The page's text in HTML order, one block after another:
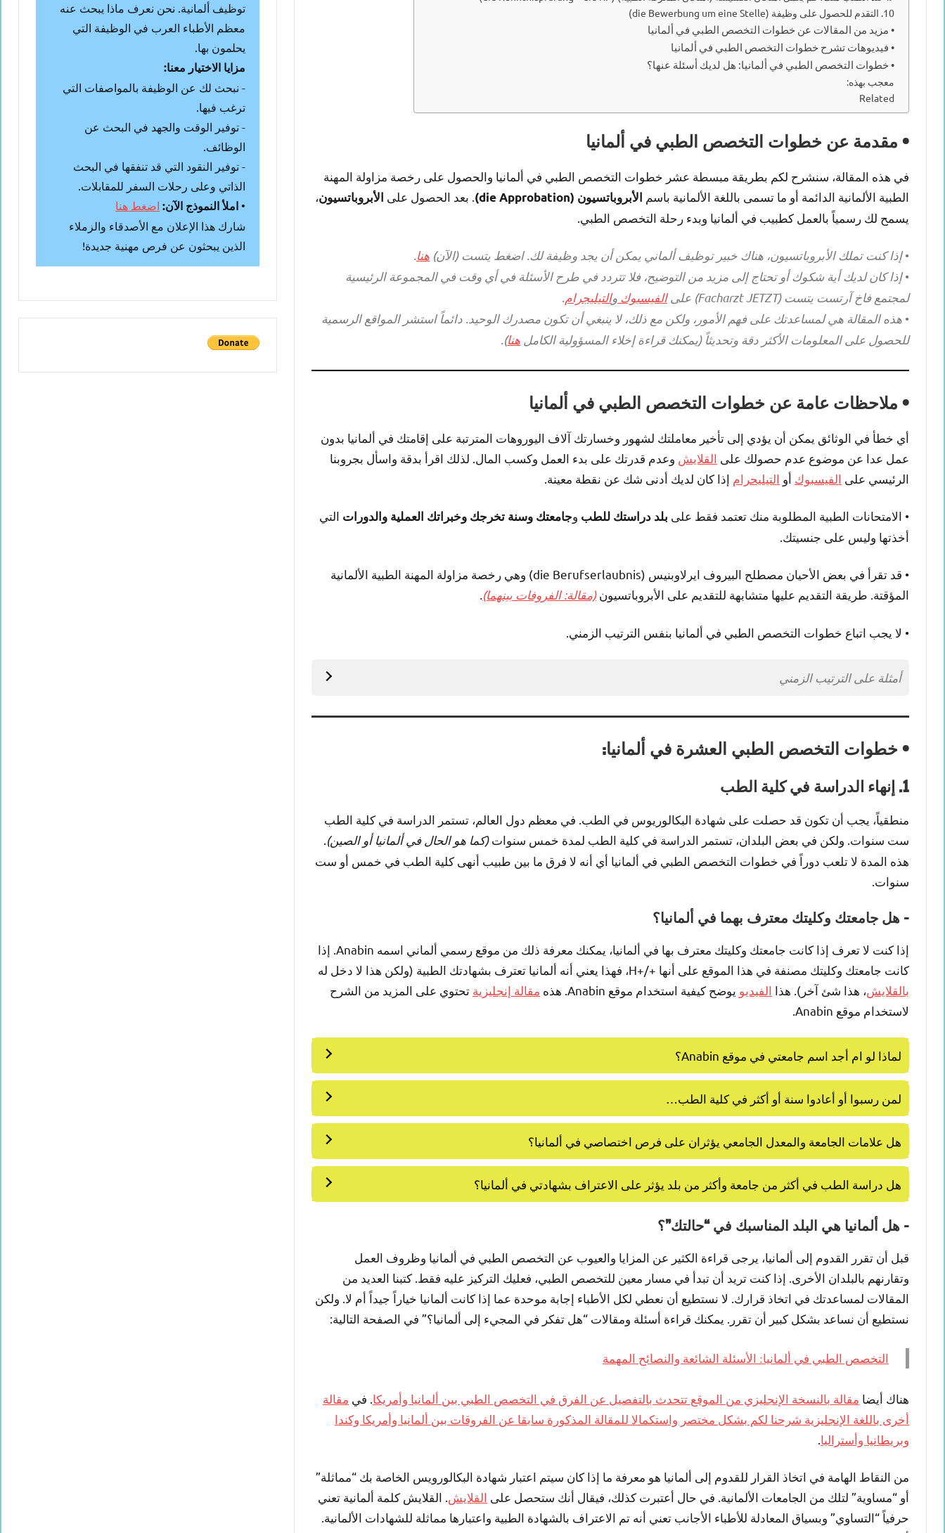
10. التقدم للحصول على وظيفة (die Bewerbung um eine Stelle)
• مزيد من المقالات عن خطوات التخصص الطبي في ألمانيا
• فيديوهات تشرح خطوات التخصص الطبي في ألمانيا
• خطوات التخصص الطبي في ألمانيا: هل لديك أسئلة عنها؟
معجب بهذه:
Related
• مقدمة عن خطوات التخصص الطبي في ألمانيا
في هذه المقالة، سنشرح لكم بطريقة مبسطة عشر خطوات التخصص الطبي في ألمانيا والحصول على رخصة مزاولة المهنة
الطبية الألمانية الدائمة أو ما تسمى باللغة الألمانية باسم الأبروباتسيون (die Approbation) . بعد الحصول على الأبروباتسيون،
يسمح لك رسمياً بالعمل كطبيب في ألمانيا وبدء رحلة التخصص الطبي.
•إذا كنت تملك الأبروباتسيون، هناك خبير توظيف ألماني يمكن أن يجد وظيفة لك. اضغط يتست (الآن) هنا.
•إذا كان لديك أية شكوك أو تحتاج إلى مزيد من التوضيح، فلا تتردد في طرح الأسئلة في أي وقت في المجموعة الرئيسية
لمجتمع فاخ آرتست يتست (Facharzt JETZT) على
الفيسبوك والتيليجرام.
• هذه المقالة هي لمساعدتك على فهم الأمور، ولكن مع ذلك، لا ينبغي أن تكون مصدرك الوحيد. دائماً استشر المواقع الرسمية
للحصول على المعلومات الأكثر دقة وتحديثاً (يمكنك قراءة إخلاء المسؤولية الكامل هنا).
• ملاحظات عامة عن خطوات التخصص الطبي في ألمانيا
أي خطأ في الوثائق يمكن أن يؤدي إلى تأخير معاملتك لشهور وخسارتك آلاف اليوروهات المترتبة على إقامتك في ألمانيا بدون
عمل عدا عن موضوع عدم حصولك على القلايش وعدم قدرتك على بدء العمل وكسب المال. لذلك اقرأ بدقة واسأل بجروبنا
الرئيسي على الفيسبوك أو التيليحرام إذا كان لديك أدنى شك عن نقطة معينة.
• الامتحانات الطبية المطلوبة منك تعتمد فقط على بلد دراستك للطب وجامعتك وسنة تخرجك وخبراتك العملية والدورات التي
أخذتها وليس على جنسيتك.
• قد تقرأ في بعض الأحيان مصطلح البيروف ايرلاوبنيس (die Berufserlaubnis) وهي رخصة مزاولة المهنة الطبية الألمانية
المؤقتة. طريقة التقديم عليها متشابهة للتقديم على الأبروباتسيون(مقالة: الفروفات بينهما).
• لا يجب اتباع خطوات التخصص الطبي في ألمانيا بنفس الترتيب الزمني.
أمثلة على الترتيب الزمني
• خطوات التخصص الطبي العشرة في ألمانيا:
1. إنهاء الدراسة في كلية الطب
منطقياً، يجب أن تكون قد حصلت على شهادة البكالوريوس في الطب. في معظم دول العالم، تستمر الدراسة في كلية الطب
ست سنوات. ولكن في بعض البلدان، تستمر الدراسة في كلية الطب لمدة خمس سنوات(كما هو الحال في ألمانيا أو الصين)
هذه المدة لا تلعب دوراً في خطوات التخصص الطبي في ألمانيا أي أنه لا فرق ما بين طبيب أنهى كلية الطب في خمس أو ست
سنوات.
– هل جامعتك وكليتك معترف بهما في ألمانيا؟
إذا كنت لا تعرف إذا كانت جامعتك وكليتك معترف بها في ألمانيا، يمكنك معرفة ذلك من موقع رسمي ألماني اسمه Anabin. إذا
كانت جامعتك وكليتك مصنفة في هذا الموقع على أنها +/+H، فهذا يعني أنه ألمانيا تعترف بشهادتك الطبية (ولكن هذا لا دخل له
بالقلايش، هذا شئ آخر). هذا الفيديو يوضح كيفية استخدام موقع Anabin. هذه مقالة إنجليزية تحتوي على المزيد من الشرح
لاستخدام موقع Anabin.
لماذا لو ام أجد اسم جامعتي في موقع Anabin؟
لمن رسبوا أو أعادوا سنة أو أكثر في كلية الطب…
هل علامات الجامعة والمعدل الجامعي يؤثران على فرص اختصاصي في ألمانيا؟
هل دراسة الطب في أكثر من جامعة وأكثر من بلد يؤثر على الاعتراف بشهادتي في ألمانيا؟
– هل ألمانيا هي البلد المناسبك في “حالتك”؟
قبل أن تقرر القدوم إلى ألمانيا، يرجى قراءة الكثير عن المزايا والعيوب عن التخصص الطبي في ألمانيا وظروف العمل
وتقارنهم بالبلدان الأخرى. إذا كنت تريد أن تبدأ في مسار معين للتخصص الطبي، فعليك التركيز عليه فقط. كتبنا العديد من
المقالات لمساعدتك في اتخاذ قرارك. لا نستطيع أن نعطي لكل الأطباء إجابة موحدة عما إذا كانت ألمانيا خياراً جيداً أم لا. ولكن
نستطيع أن نساعد بشكل كبير أن تقرر. يمكنك قراءة أسئلة ومقالات “هل تفكر في المجيء إلى ألمانيا؟” في الصفحة التالية:
التخصص الطبي في ألمانيا: الأسئلة الشائعة والنصائح المهمة
هناك أيضا مقالة بالنسخة الإنجليزي من الموقع تتحدث بالتفصيل عن الفرق في التخصص الطبي بين ألمانيا وأمريكا . في مقالة
أخرى باللغة الإنجليزية شرحنا لكم بشكل مختصر واستكمالا للمقالة المذكورة سابقا عن الفروقات بين ألمانيا وأمريكا وكندا
وبريطانيا وأستراليا
من النقاط الهامة في اتخاذ القرار للقدوم إلى ألمانيا هو معرفة ما إذا كان سيتم اعتبار شهادة البكالورويس الخاصة بك “مماثلة”
أو “مساوية” لتلك من الجامعات الألمانية. في حال أعتبرت كذلك، فيقال أنك ستحصل على القلايش . القلايش كلمة ألمانية تعني
حرفياً “التساوي” وبسياق المعادلة للأطباء الأجانب تعني أنه تم الاعتراف بالشهادة الطبية واعتبارها مماثلة للشهادات الألمانية.
توظيف ألمانية. نحن نعرف ماذا يبحث عنه
معظم الأطباء العرب في الوظيفة التي
يحلمون بها.
مزايا الاختيار معنا:
- نبحث لك عن الوظيفة بالمواصفات التي
ترغب فيها.
- توفير الوقت والجهد في البحث عن
الوظائف.
- توفير النقود التي قد تنفقها في البحث
الذاتي وعلى رحلات السفر للمقابلات.
• املأ النموذج الآن: اضغط هنا
شارك هذا الإعلان مع الأصدقاء والزملاء
الذين يبحثون عن فرص مهنية جديدة!